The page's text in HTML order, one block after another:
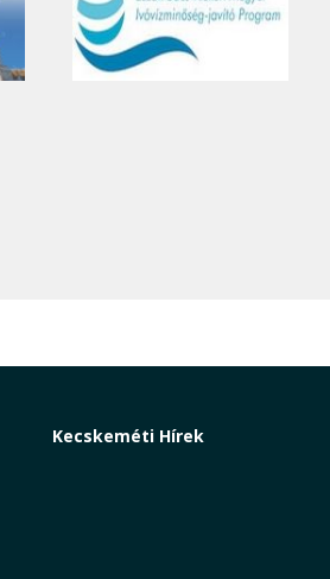
Kecskeméti Hírek